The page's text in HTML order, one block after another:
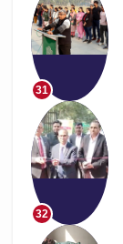
31
32